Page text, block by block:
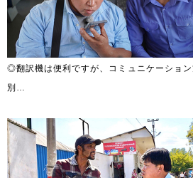
◎翻訳機は便利ですが、コミュニケーション
別…